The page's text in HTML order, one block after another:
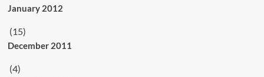
January 2012
(15)
December 2011
(4)